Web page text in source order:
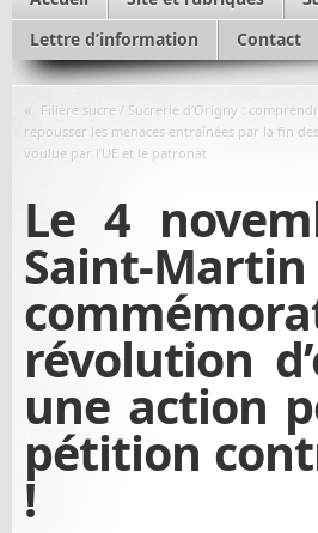
Lettre d’information
Contact
« Filière sucre / Sucrerie d’Origny :
repousser les menaces entraînées par la fin
voulue par l’UE et le patronat
Le 4
Saint-
révolution
une action
pétition
!